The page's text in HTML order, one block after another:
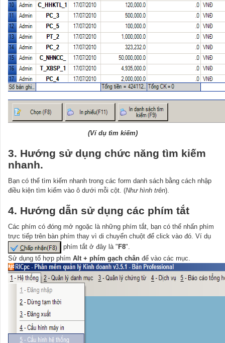
(Ví dụ tìm kiếm)
3. Hướng sử dụng chức năng tìm kiếm
nhanh.
Bạn có thể tìm kiếm nhanh trong các form danh sách bằng cách nhập
điều kiện tìm kiếm vào ô dưới mỗi cột. (Như hình trên).
4. Hướng dẫn sử dụng các phím tắt
Các phím có đóng mở ngoặc là những phím tắt, bạn có thể nhấn phím
trực tiếp trên bàn phím thay vì di chuyển chuột để click vào đó. Ví dụ
phím tắt ở đây là "F8".
Sử dụng tổ hợp phím Alt + phím gạch chân để vào các mục.